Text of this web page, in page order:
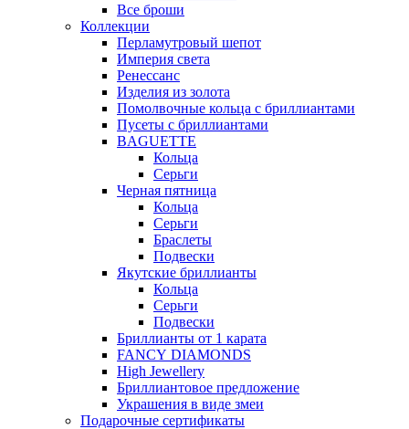
Все броши
Коллекции
Перламутровый шепот
Империя света
Ренессанс
Изделия из золота
Помолвочные кольца с бриллиантами
Пусеты с бриллиантами
BAGUETTE
Кольца
Серьги
Черная пятница
Кольца
Серьги
Браслеты
Подвески
Якутские бриллианты
Кольца
Серьги
Подвески
Бриллианты от 1 карата
FANCY DIAMONDS
High Jewellery
Бриллиантовое предложение
Украшения в виде змеи
Подарочные сертификаты